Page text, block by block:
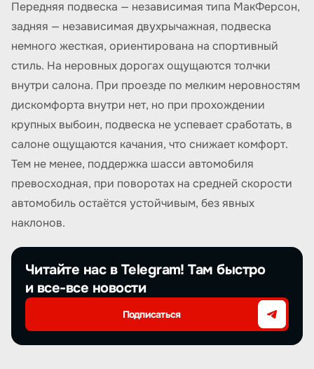
Передняя подвеска — независимая типа МакФерсон,
задняя — независимая двухрычажная, подвеска
немного жесткая, ориентирована на спортивный
стиль. На неровных дорогах ощущаются толчки
внутри салона. При проезде по мелким неровностям
дискомфорта внутри нет, но при прохождении
крупных выбоин, подвеска не успевает сработать, в
салоне ощущаются качания, что снижает комфорт.
Тем не менее, поддержка шасси автомобиля
превосходная, при поворотах на средней скорости
автомобиль остаётся устойчивым, без явных
наклонов.
Читайте нас в Telegram! Там быстро
и все-все новости
Подписаться